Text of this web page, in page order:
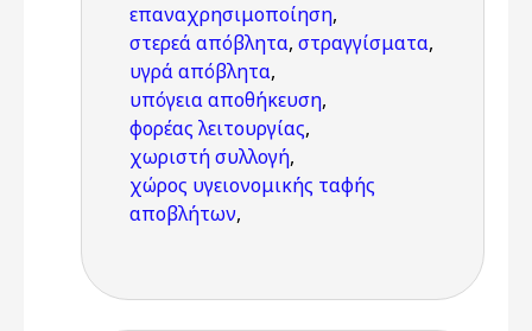
επαναχρησιμοποίηση,
στερεά απόβλητα, στραγγίσματα,
υγρά απόβλητα,
υπόγεια αποθήκευση,
φορέας λειτουργίας,
χωριστή συλλογή,
χώρος υγειονομικής ταφής
αποβλήτων,